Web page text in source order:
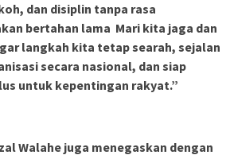
dan disiplin tanpa rasa
bertahan lama Mari kita jaga dan
langkah kita tetap searah, sejalan
secara nasional, dan siap
untuk kepentingan rakyat.”
Walahe juga menegaskan dengan